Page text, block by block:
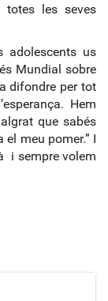
totes les seves
adolescents us
Mundial sobre
difondre per tot
Hem
que sabés
meu pomer.” I
i sempre volem